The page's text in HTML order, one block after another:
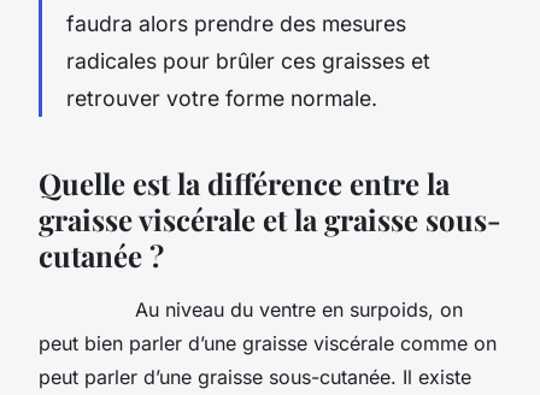
faudra alors prendre des mesures
radicales pour brûler ces graisses et
retrouver votre forme normale.
Quelle est la différence entre la
graisse viscérale et la graisse sous-
cutanée ?
Au niveau du ventre en surpoids, on
peut bien parler d’une graisse viscérale comme on
peut parler d’une graisse sous-cutanée. Il existe